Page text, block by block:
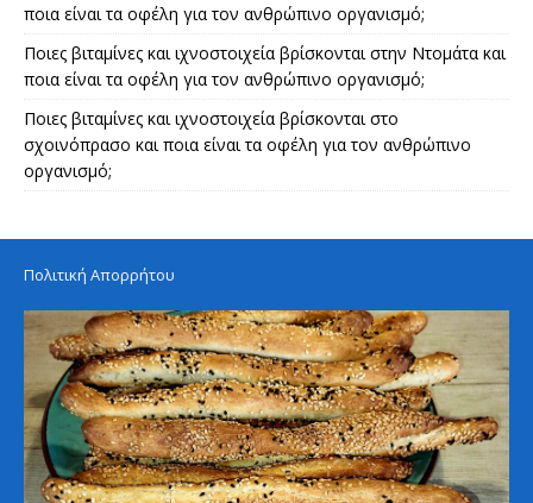
ποια είναι τα οφέλη για τον ανθρώπινο οργανισμό;
Ποιες βιταμίνες και ιχνοστοιχεία βρίσκονται στην Ντομάτα και
ποια είναι τα οφέλη για τον ανθρώπινο οργανισμό;
Ποιες βιταμίνες και ιχνοστοιχεία βρίσκονται στο
σχοινόπρασο και ποια είναι τα οφέλη για τον ανθρώπινο
οργανισμό;
Πολιτική Απορρήτου